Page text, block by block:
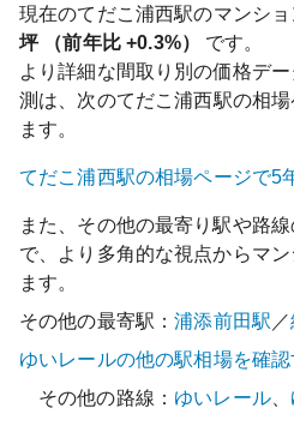
現在のてだこ浦西駅のマンシ
坪 （前年比+0.3%）
です。
より詳細な間取り別の価格デ
測は、次のてだこ浦西駅の相
ます。
てだこ浦西駅の相場ページで5
また、その他の最寄り駅や路
で、より多角的な視点からマ
ます。
その他の最寄駅：浦添前田駅 ／
ゆいレールの他の駅相場を確認
その他の路線： ゆいレール、